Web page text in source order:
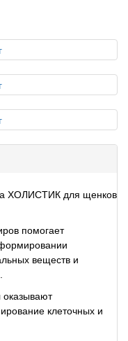
ХОЛИСТИК для щенков
помогает
веществ и
клеточных и